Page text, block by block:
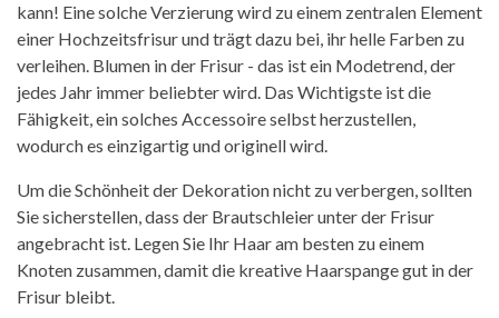
kann! Eine solche Verzierung wird zu einem zentralen Element
einer Hochzeitsfrisur und trägt dazu bei, ihr helle Farben zu
verleihen. Blumen in der Frisur - das ist ein Modetrend, der
jedes Jahr immer beliebter wird. Das Wichtigste ist die
Fähigkeit, ein solches Accessoire selbst herzustellen,
wodurch es einzigartig und originell wird.
Um die Schönheit der Dekoration nicht zu verbergen, sollten
Sie sicherstellen, dass der Brautschleier unter der Frisur
angebracht ist. Legen Sie Ihr Haar am besten zu einem
Knoten zusammen, damit die kreative Haarspange gut in der
Frisur bleibt.